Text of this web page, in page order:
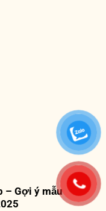
– Gợi ý mẫu